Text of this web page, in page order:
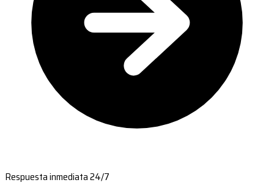
Respuesta inmediata 24/7